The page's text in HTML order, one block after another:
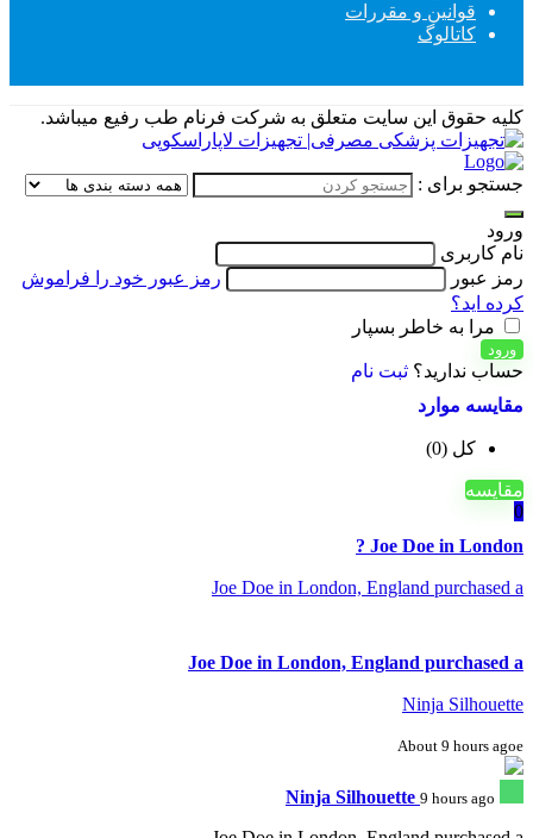
قوانین و مقررات
کاتالوگ
کلیه حقوق این سایت متعلق به شرکت فرنام طب رفیع میباشد.
جستجو برای :
ورود
نام کاربری
رمز عبور
رمز عبور خود را فراموش
کرده اید؟
مرا به خاطر بسپار
ورود
حساب ندارید؟ ثبت نام
مقایسه موارد
کل (0
)
مقایسه
0
Joe Doe in London ?
Joe Doe in London, England purchased a
Joe Doe in London, England purchased a
Ninja Silhouette
About 9 hours agoe
Ninja Silhouette 9 hours ago